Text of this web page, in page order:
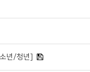
년/청년]